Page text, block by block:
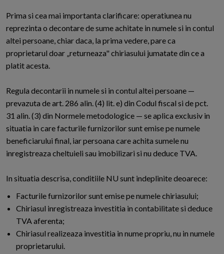
Prima si cea mai importanta clarificare: operatiunea nu
reprezinta o decontare de sume achitate in numele si in contul
altei persoane, chiar daca, la prima vedere, pare ca
proprietarul doar „returneaza" chiriasului jumatate din ce a
platit acesta.
Regula decontarii in numele si in contul altei persoane —
prevazuta de art. 286 alin. (4) lit. e) din Codul fiscal si de pct.
31 alin. (3) din Normele metodologice — se aplica exclusiv in
situatia in care facturile furnizorilor sunt emise pe numele
beneficiarului final, iar persoana care achita sumele nu
inregistreaza cheltuieli sau imobilizari si nu deduce TVA.
In situatia descrisa, conditiile NU sunt indeplinite deoarece:
Facturile furnizorilor sunt emise pe numele chiriasului;
Chiriasul inregistreaza investitia in contabilitate si deduce
TVA aferenta;
Chiriasul realizeaza investitia in nume propriu, nu in numele
proprietarului.